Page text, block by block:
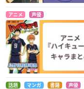
アニメ 声優
話題 マンガ 書籍 声優